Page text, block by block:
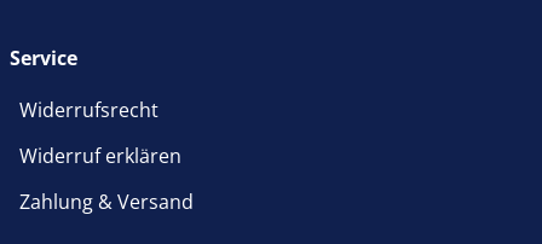
Service
Widerrufsrecht
Widerruf erklären
Zahlung & Versand